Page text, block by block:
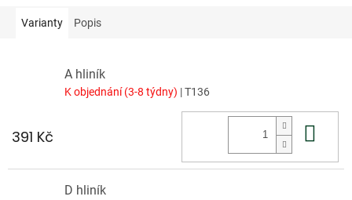
Varianty Popis
A hliník
K objednání (3-8 týdny) | T136
391 Kč
D hliník